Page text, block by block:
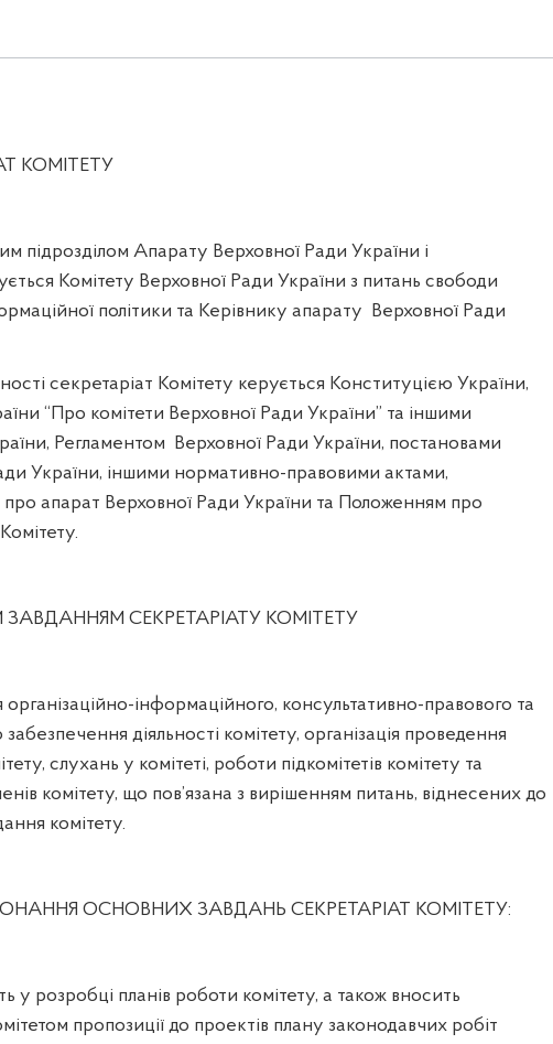
КОМІТЕТУ
підрозділом Апарату Верховної Ради України і
Комітету Верховної Ради України з питань свободи
політики та Керівнику апарату Верховної Ради
секретаріат Комітету керується Конституцією України,
“Про комітети Верховної Ради України” та іншими
Регламентом Верховної Ради України, постановами
України, іншими нормативно-правовими актами,
апарат Верховної Ради України та Положенням про
СЕКРЕТАРІАТУ КОМІТЕТУ
організаційно-інформаційного, консультативно-правового та
діяльності комітету, організація проведення
слухань у комітеті, роботи підкомітетів комітету та
комітету, що пов’язана з вирішенням питань, віднесених до
комітету.
ОСНОВНИХ ЗАВДАНЬ СЕКРЕТАРІАТ КОМІТЕТУ:
у розробці планів роботи комітету, а також вносить
пропозиції до проектів плану законодавчих робіт